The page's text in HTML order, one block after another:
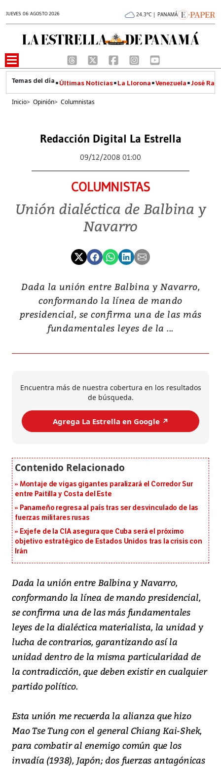
JUEVES 06 AGOSTO 2026 24.3°C | PANAMÁ
Últimas Noticias La Llorona Venezuela José
Inicio> Opinión> Columnistas
Redacción Digital La Estrella
09/12/2008 01:00
COLUMNISTAS
Unión dialéctica de Balbina y
Navarro
Dada la unión entre Balbina y Navarro,
conformando la línea de mando
presidencial, se confirma una de las más
fundamentales leyes de la ...
Encuentra más de nuestra cobertura en los resultados
de búsqueda.
Agrega La Estrella en Google ↗️
Montaje de vigas gigantes paralizará el Corredor Sur
entre Paitilla y Costa del Este
Panameño regresa al país tras ser desvinculado de las
fuerzas militares rusas
Exjefe de la CIA asegura que Cuba será el próximo
objetivo estratégico de Estados Unidos tras la crisis con
Irán
Dada la unión entre Balbina y Navarro,
conformando la línea de mando presidencial,
se confirma una de las más fundamentales
leyes de la dialéctica materialista, la unidad y
lucha de contrarios, garantizando así la
unidad dentro de la misma particularidad de
la contradicción, que deben existir en cualquier
partido político.
Esta unión me recuerda la alianza que hizo
Mao Tse Tung con el general Chiang Kai-Shek,
para combatir al enemigo común que los
invadía (1938), Japón; dos fuerzas antagónicas